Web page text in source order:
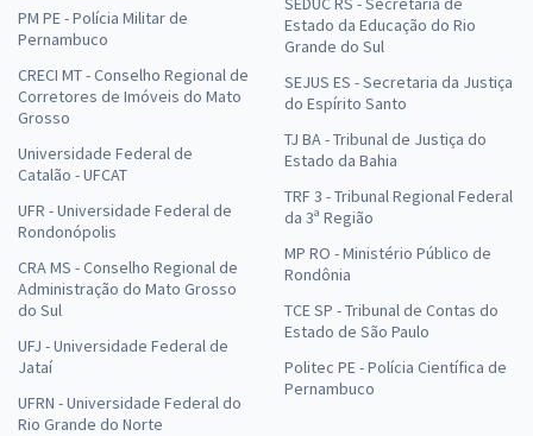
PM PE - Polícia Militar de
Pernambuco
CRECI MT - Conselho Regional de
Corretores de Imóveis do Mato
Grosso
Universidade Federal de
Catalão - UFCAT
UFR - Universidade Federal de
Rondonópolis
CRA MS - Conselho Regional de
Administração do Mato Grosso
do Sul
UFJ - Universidade Federal de
Jataí
UFRN - Universidade Federal do
Rio Grande do Norte
Estado da Educação do Rio
Grande do Sul
SEJUS ES - Secretaria da Justiça
do Espírito Santo
TJ BA - Tribunal de Justiça do
Estado da Bahia
TRF 3 - Tribunal Regional Federal
da 3ª Região
MP RO - Ministério Público de
Rondônia
TCE SP - Tribunal de Contas do
Estado de São Paulo
Politec PE - Polícia Científica de
Pernambuco